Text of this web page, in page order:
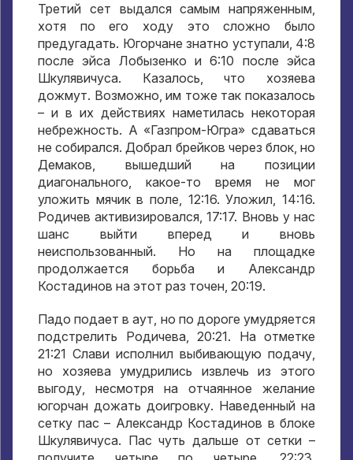
Третий сет выдался самым напряженным,
хотя по его ходу это сложно было
предугадать. Югорчане знатно уступали, 4:8
после эйса Лобызенко и 6:10 после эйса
Шкулявичуса. Казалось, что хозяева
дожмут. Возможно, им тоже так показалось
– и в их действиях наметилась некоторая
небрежность. А «Газпром-Югра» сдаваться
не собирался. Добрал брейков через блок, но
Демаков, вышедший на позиции
диагонального, какое-то время не мог
уложить мячик в поле, 12:16. Уложил, 14:16.
Родичев активизировался, 17:17. Вновь у нас
шанс выйти вперед и вновь
неиспользованный. Но на площадке
продолжается борьба и Александр
Костадинов на этот раз точен, 20:19.
Падо подает в аут, но по дороге умудряется
подстрелить Родичева, 20:21. На отметке
21:21 Слави исполнил выбивающую подачу,
но хозяева умудрились извлечь из этого
выгоду, несмотря на отчаянное желание
югорчан дожать доигровку. Наведенный на
сетку пас – Александр Костадинов в блоке
Шкулявичуса. Пас чуть дальше от сетки –